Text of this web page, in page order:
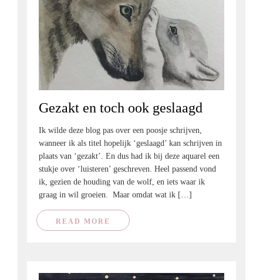
Gezakt en toch ook geslaagd
Ik wilde deze blog pas over een poosje schrijven,
wanneer ik als titel hopelijk ‘geslaagd’ kan schrijven in
plaats van ‘gezakt’. En dus had ik bij deze aquarel een
stukje over ‘luisteren’ geschreven. Heel passend vond
ik, gezien de houding van de wolf, en iets waar ik
graag in wil groeien. Maar omdat wat ik […]
READ MORE